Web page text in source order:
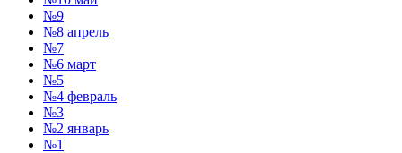
№9
№8 апрель
№7
№6 март
№5
№4 февраль
№3
№2 январь
№1